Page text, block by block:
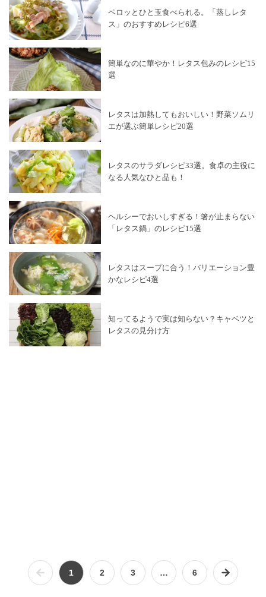
ペロッとひと玉食べられる。「蒸しレタ
ス」のおすすめレシピ6選
簡単なのに華やか！レタス包みのレシピ15
選
レタスは加熱してもおいしい！野菜ソムリ
エが選ぶ簡単レシピ20選
レタスのサラダレシピ33選。食卓の主役に
なる人気なひと品も！
ヘルシーでおいしすぎる！箸が止まらない
「レタス鍋」のレシピ15選
レタスはスープに合う！バリエーション豊
かなレシピ4選
知ってるようで実は知らない？キャベツと
レタスの見分け方
1 2 3 … 6